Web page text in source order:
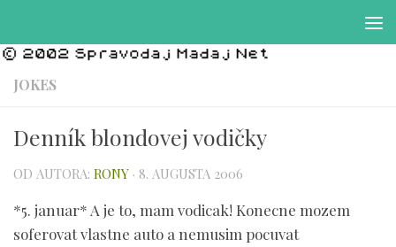
JOKES
Denník blondovej vodičky
OD AUTORA: RONY · 8. AUGUSTA 2006
*5. januar* A je to, mam vodicak! Konecne mozem
soferovat vlastne auto a nemusim pocuvat